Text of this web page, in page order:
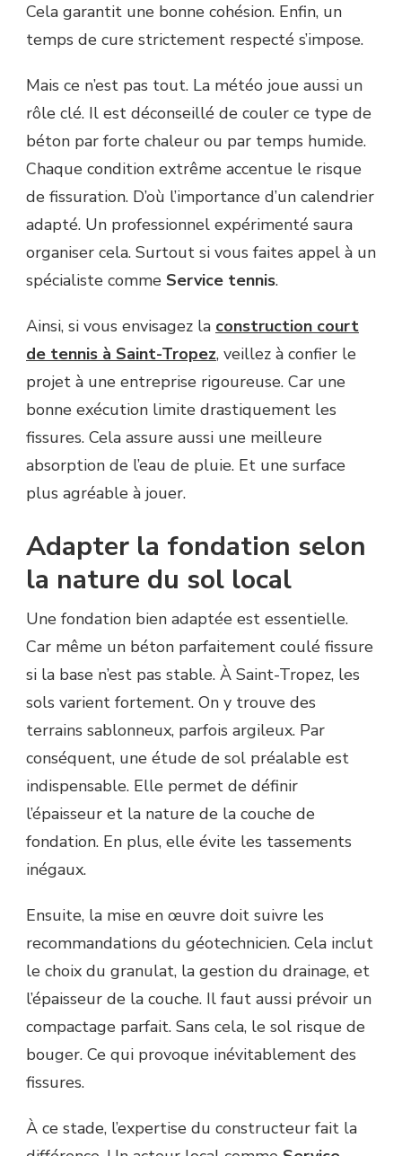
Cela garantit une bonne cohésion. Enfin, un
temps de cure strictement respecté s’impose.
Mais ce n’est pas tout. La météo joue aussi un
rôle clé. Il est déconseillé de couler ce type de
béton par forte chaleur ou par temps humide.
Chaque condition extrême accentue le risque
de fissuration. D’où l’importance d’un calendrier
adapté. Un professionnel expérimenté saura
organiser cela. Surtout si vous faites appel à un
spécialiste comme Service tennis.
Ainsi, si vous envisagez la construction court
de tennis à Saint-Tropez, veillez à confier le
projet à une entreprise rigoureuse. Car une
bonne exécution limite drastiquement les
fissures. Cela assure aussi une meilleure
absorption de l’eau de pluie. Et une surface
plus agréable à jouer.
Adapter la fondation selon
la nature du sol local
Une fondation bien adaptée est essentielle.
Car même un béton parfaitement coulé fissure
si la base n’est pas stable. À Saint-Tropez, les
sols varient fortement. On y trouve des
terrains sablonneux, parfois argileux. Par
conséquent, une étude de sol préalable est
indispensable. Elle permet de définir
l’épaisseur et la nature de la couche de
fondation. En plus, elle évite les tassements
inégaux.
Ensuite, la mise en œuvre doit suivre les
recommandations du géotechnicien. Cela inclut
le choix du granulat, la gestion du drainage, et
l’épaisseur de la couche. Il faut aussi prévoir un
compactage parfait. Sans cela, le sol risque de
bouger. Ce qui provoque inévitablement des
fissures.
À ce stade, l’expertise du constructeur fait la